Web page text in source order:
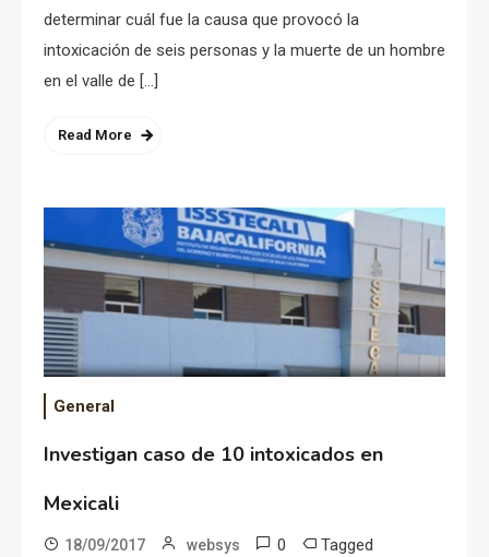
determinar cuál fue la causa que provocó la
intoxicación de seis personas y la muerte de un hombre
en el valle de […]
Read More
General
Investigan caso de 10 intoxicados en
Mexicali
18/09/2017 websys 0 Tagged